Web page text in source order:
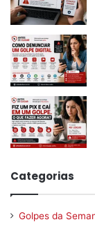
Categorias
Golpes da